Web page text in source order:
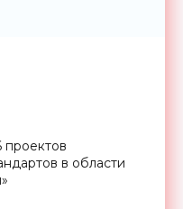
проектов
в области